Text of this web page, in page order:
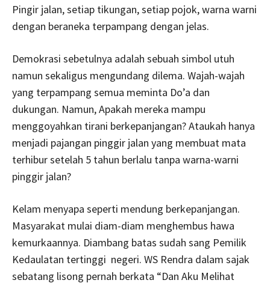
Pingir jalan, setiap tikungan, setiap pojok, warna warni
dengan beraneka terpampang dengan jelas.
Demokrasi sebetulnya adalah sebuah simbol utuh
namun sekaligus mengundang dilema. Wajah-wajah
yang terpampang semua meminta Do’a dan
dukungan. Namun, Apakah mereka mampu
menggoyahkan tirani berkepanjangan? Ataukah hanya
menjadi pajangan pinggir jalan yang membuat mata
terhibur setelah 5 tahun berlalu tanpa warna-warni
pinggir jalan?
Kelam menyapa seperti mendung berkepanjangan.
Masyarakat mulai diam-diam menghembus hawa
kemurkaannya. Diambang batas sudah sang Pemilik
Kedaulatan tertinggi negeri. WS Rendra dalam sajak
sebatang lisong pernah berkata “Dan Aku Melihat